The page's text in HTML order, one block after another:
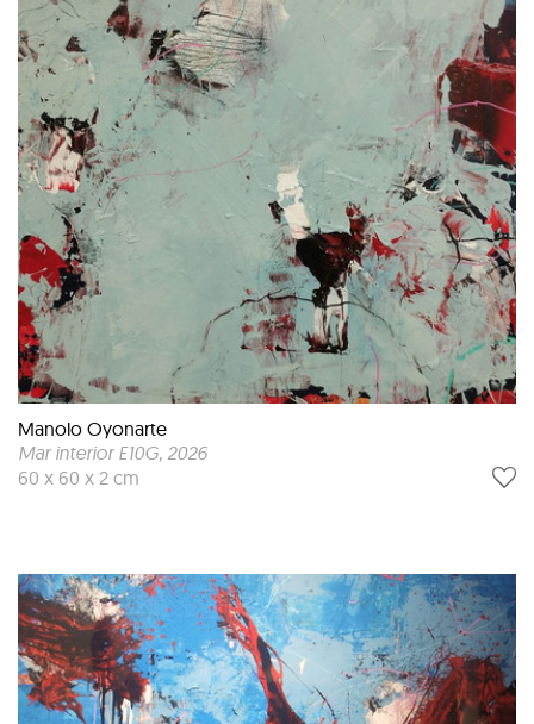
Manolo Oyonarte
Mar interior E10G, 2026
60 x 60 x 2 cm